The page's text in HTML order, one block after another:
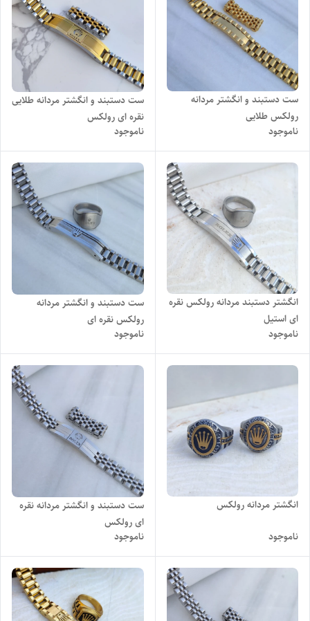
ست دستبند و انگشتر مردانه
رولکس طلایی
ناموجود
ست دستبند و انگشتر مردانه طلایی
نقره ای رولکس
ناموجود
انگشتر دستبند مردانه رولکس نقره
ای استیل
ناموجود
ست دستبند و انگشتر مردانه
رولکس نقره ای
ناموجود
انگشتر مردانه رولکس
ناموجود
ست دستبند و انگشتر مردانه نقره
ای رولکس
ناموجود